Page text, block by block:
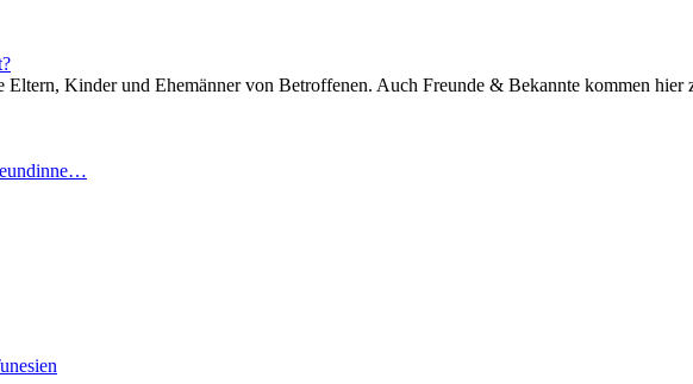
Eltern, Kinder und Ehemänner von Betroffenen. Auch Freunde & Bekannte kommen hier